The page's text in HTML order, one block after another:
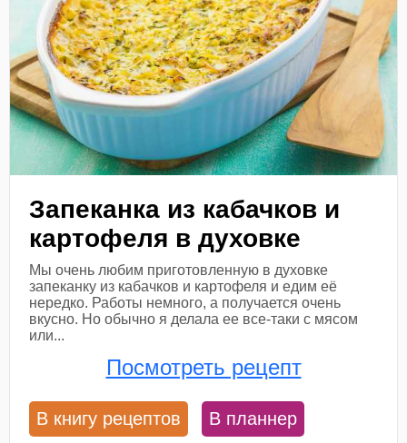
Запеканка из кабачков и
картофеля в духовке
Мы очень любим приготовленную в духовке
запеканку из кабачков и картофеля и едим её
нередко. Работы немного, а получается очень
вкусно. Но обычно я делала ее все-таки с мясом
или...
Посмотреть рецепт
В книгу рецептов В планнер